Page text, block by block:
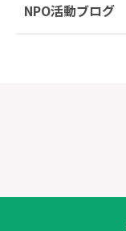
NPO活動ブログ